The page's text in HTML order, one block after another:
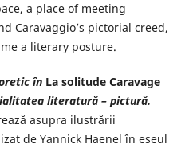
a place of meeting
Caravaggio’s pictorial creed,
a literary posture.
în La solitude Caravage
literatură – pictură.
asupra ilustrării
de Yannick Haenel în eseul